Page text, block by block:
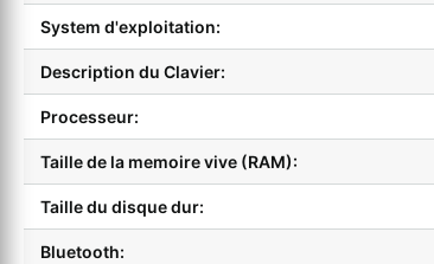
System d'exploitation:
Description du Clavier:
Processeur:
Taille de la memoire vive (RAM):
Taille du disque dur:
Bluetooth: